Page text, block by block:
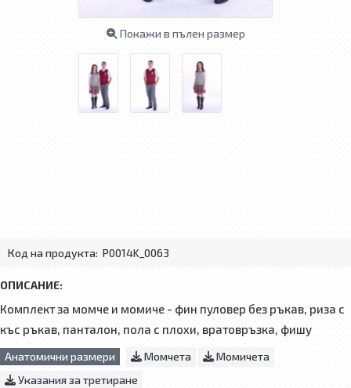
Покажи в пълен размер
Код на продукта: P0014K_0063
ОПИСАНИЕ:
Комплект за момче и момиче - фин пуловер без ръкав, риза с
къс ръкав, панталон, пола с плохи, вратовръзка, фишу
Анатомични размери Момчета
Момичета
Указания за третиране